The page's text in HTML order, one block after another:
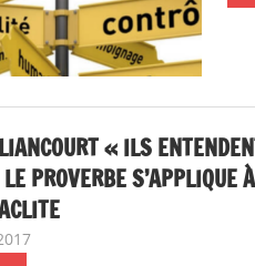
« ILS
PROVERBE